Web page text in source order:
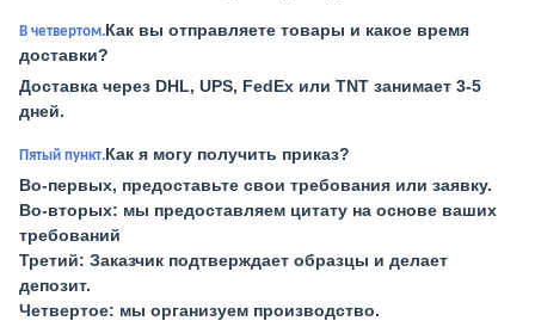
В четвертом.Как вы отправляете товары и какое время
доставки?
Доставка через DHL, UPS, FedEx или TNT занимает 3-5
дней.
Пятый пункт.Как я могу получить приказ?
Во-первых, предоставьте свои требования или заявку.
Во-вторых: мы предоставляем цитату на основе ваших
требований
Третий: Заказчик подтверждает образцы и делает
депозит.
Четвертое: мы организуем производство.